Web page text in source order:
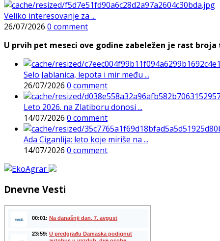
Veliko interesovanje za ...
26/07/2026 0 comment
U prvih pet meseci ove godine zabeležen je rast
Selo Jablanica, lepota i mir među ...
26/07/2026 0 comment
Leto 2026. na Zlatiboru donosi ...
14/07/2026 0 comment
Ada Ciganlija: leto koje miriše na ...
14/07/2026 0 comment
Dnevne Vesti